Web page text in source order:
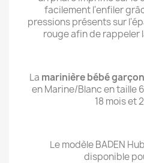
facilement l'enfiler
pressions présents sur
rouge afin de rappeler
La marinière bébé garçon
en Marine/Blanc en taille
18 mois et
Le modèle BADEN
disponible